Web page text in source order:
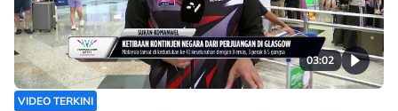
03:02
VIDEO TERKINI